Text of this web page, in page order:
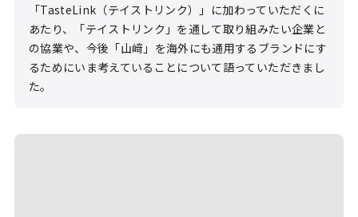
「TasteLink（テイストリンク）」に加わっていただくに
あたり、「テイストリンク」を通して取り組みたい企業と
の協業や、今後「山﨑」を海外にも通用するブランドにす
るためにいま考えていることについて語っていただきまし
た。